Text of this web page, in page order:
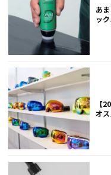
あ
ッ
【
オ